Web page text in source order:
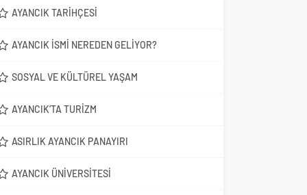
55,0659
AYANCIK TARIHÇESI
AYANCIK İSMI NEREDEN GELIYOR?
SOSYAL VE KÜLTÜREL YAŞAM
AYANCIK’TA TURIZM
ASIRLIK AYANCIK PANAYIRI
AYANCIK ÜNIVERSITESI